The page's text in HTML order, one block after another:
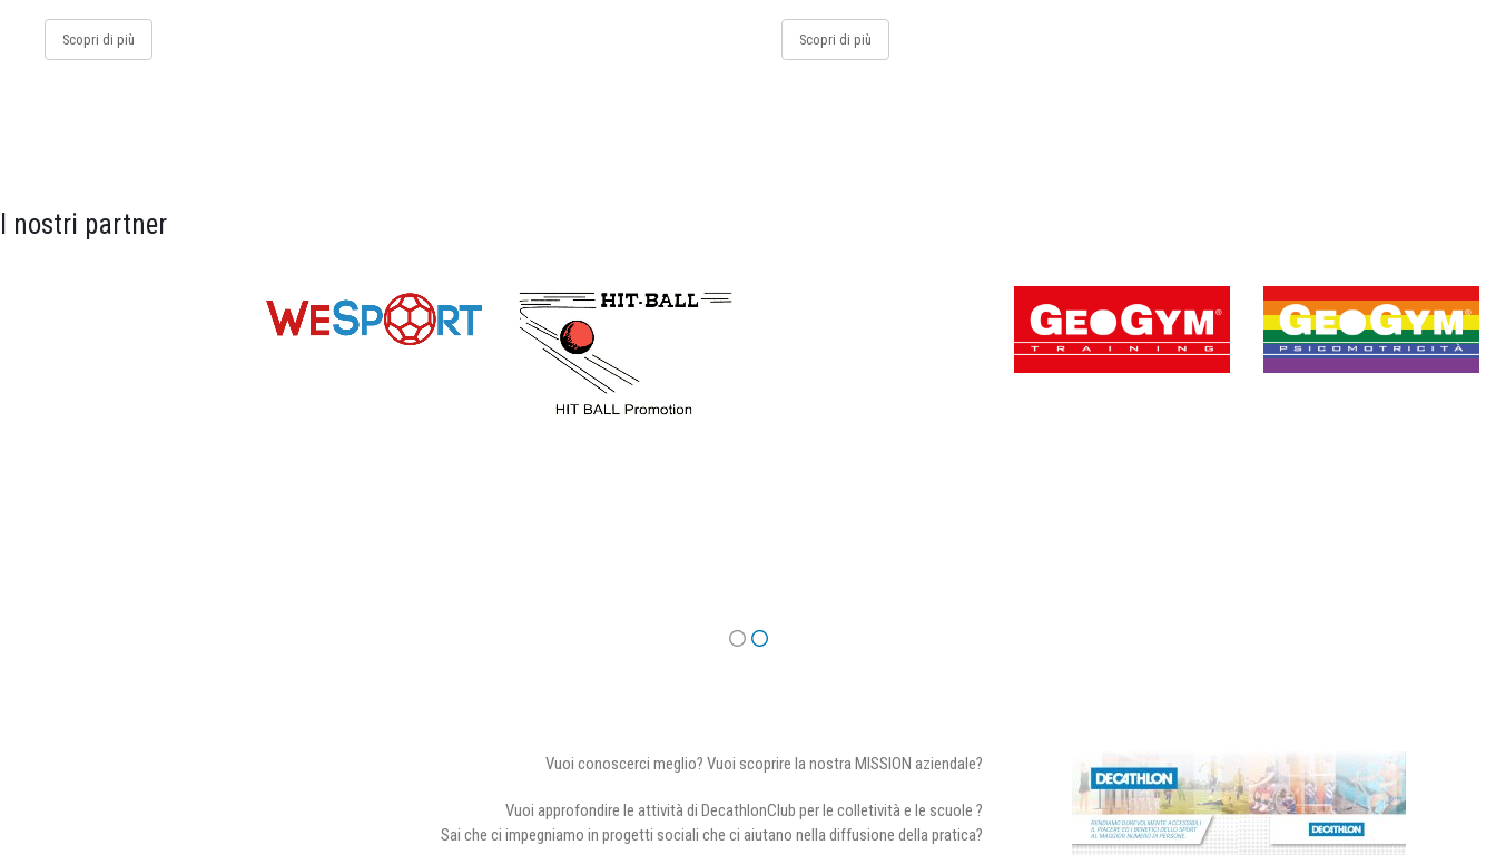
Scopri di più Scopri di più
I nostri partner
Vuoi conoscerci meglio? Vuoi scoprire la nostra MISSION aziendale?
Vuoi approfondire le attività di DecathlonClub per le colletività e le scuole ?
Sai che ci impegniamo in progetti sociali che ci aiutano nella diffusione della pratica?